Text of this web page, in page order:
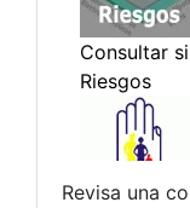
Revisa una